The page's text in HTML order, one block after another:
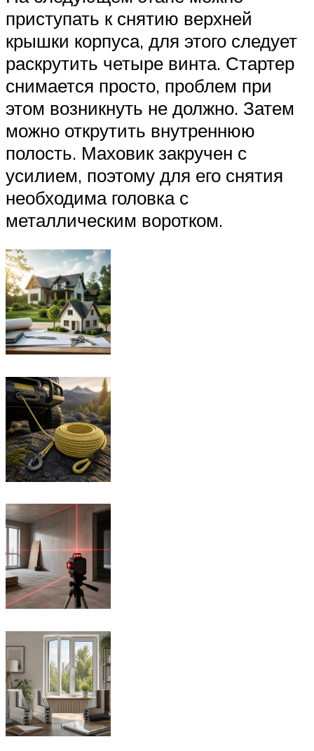
приступать к снятию верхней
крышки корпуса, для этого следует
раскрутить четыре винта. Стартер
снимается просто, проблем при
этом возникнуть не должно. Затем
можно открутить внутреннюю
полость. Маховик закручен с
усилием, поэтому для его снятия
необходима головка с
металлическим воротком.